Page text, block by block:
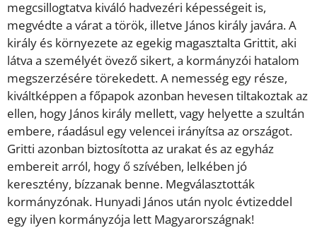
megcsillogtatva kiváló hadvezéri képességeit is,
megvédte a várat a török, illetve János király javára. A
király és környezete az egekig magasztalta Grittit, aki
látva a személyét övező sikert, a kormányzói hatalom
megszerzésére törekedett. A nemesség egy része,
kiváltképpen a főpapok azonban hevesen tiltakoztak az
ellen, hogy János király mellett, vagy helyette a szultán
embere, ráadásul egy velencei irányítsa az országot.
Gritti azonban biztosította az urakat és az egyház
embereit arról, hogy ő szívében, lelkében jó
keresztény, bízzanak benne. Megválasztották
kormányzónak. Hunyadi János után nyolc évtizeddel
egy ilyen kormányzója lett Magyarországnak!